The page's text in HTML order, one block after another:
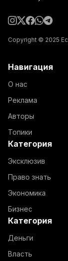
Copyright © 2025
Навигация
О нас
Реклама
Авторы
Топики
Категория
Эксклюзив
Право знать
Экономика
Бизнес
Категория
Деньги
Власть